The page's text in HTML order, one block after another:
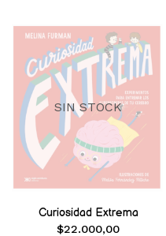
SIN STOCK
Curiosidad Extrema
$22.000,00